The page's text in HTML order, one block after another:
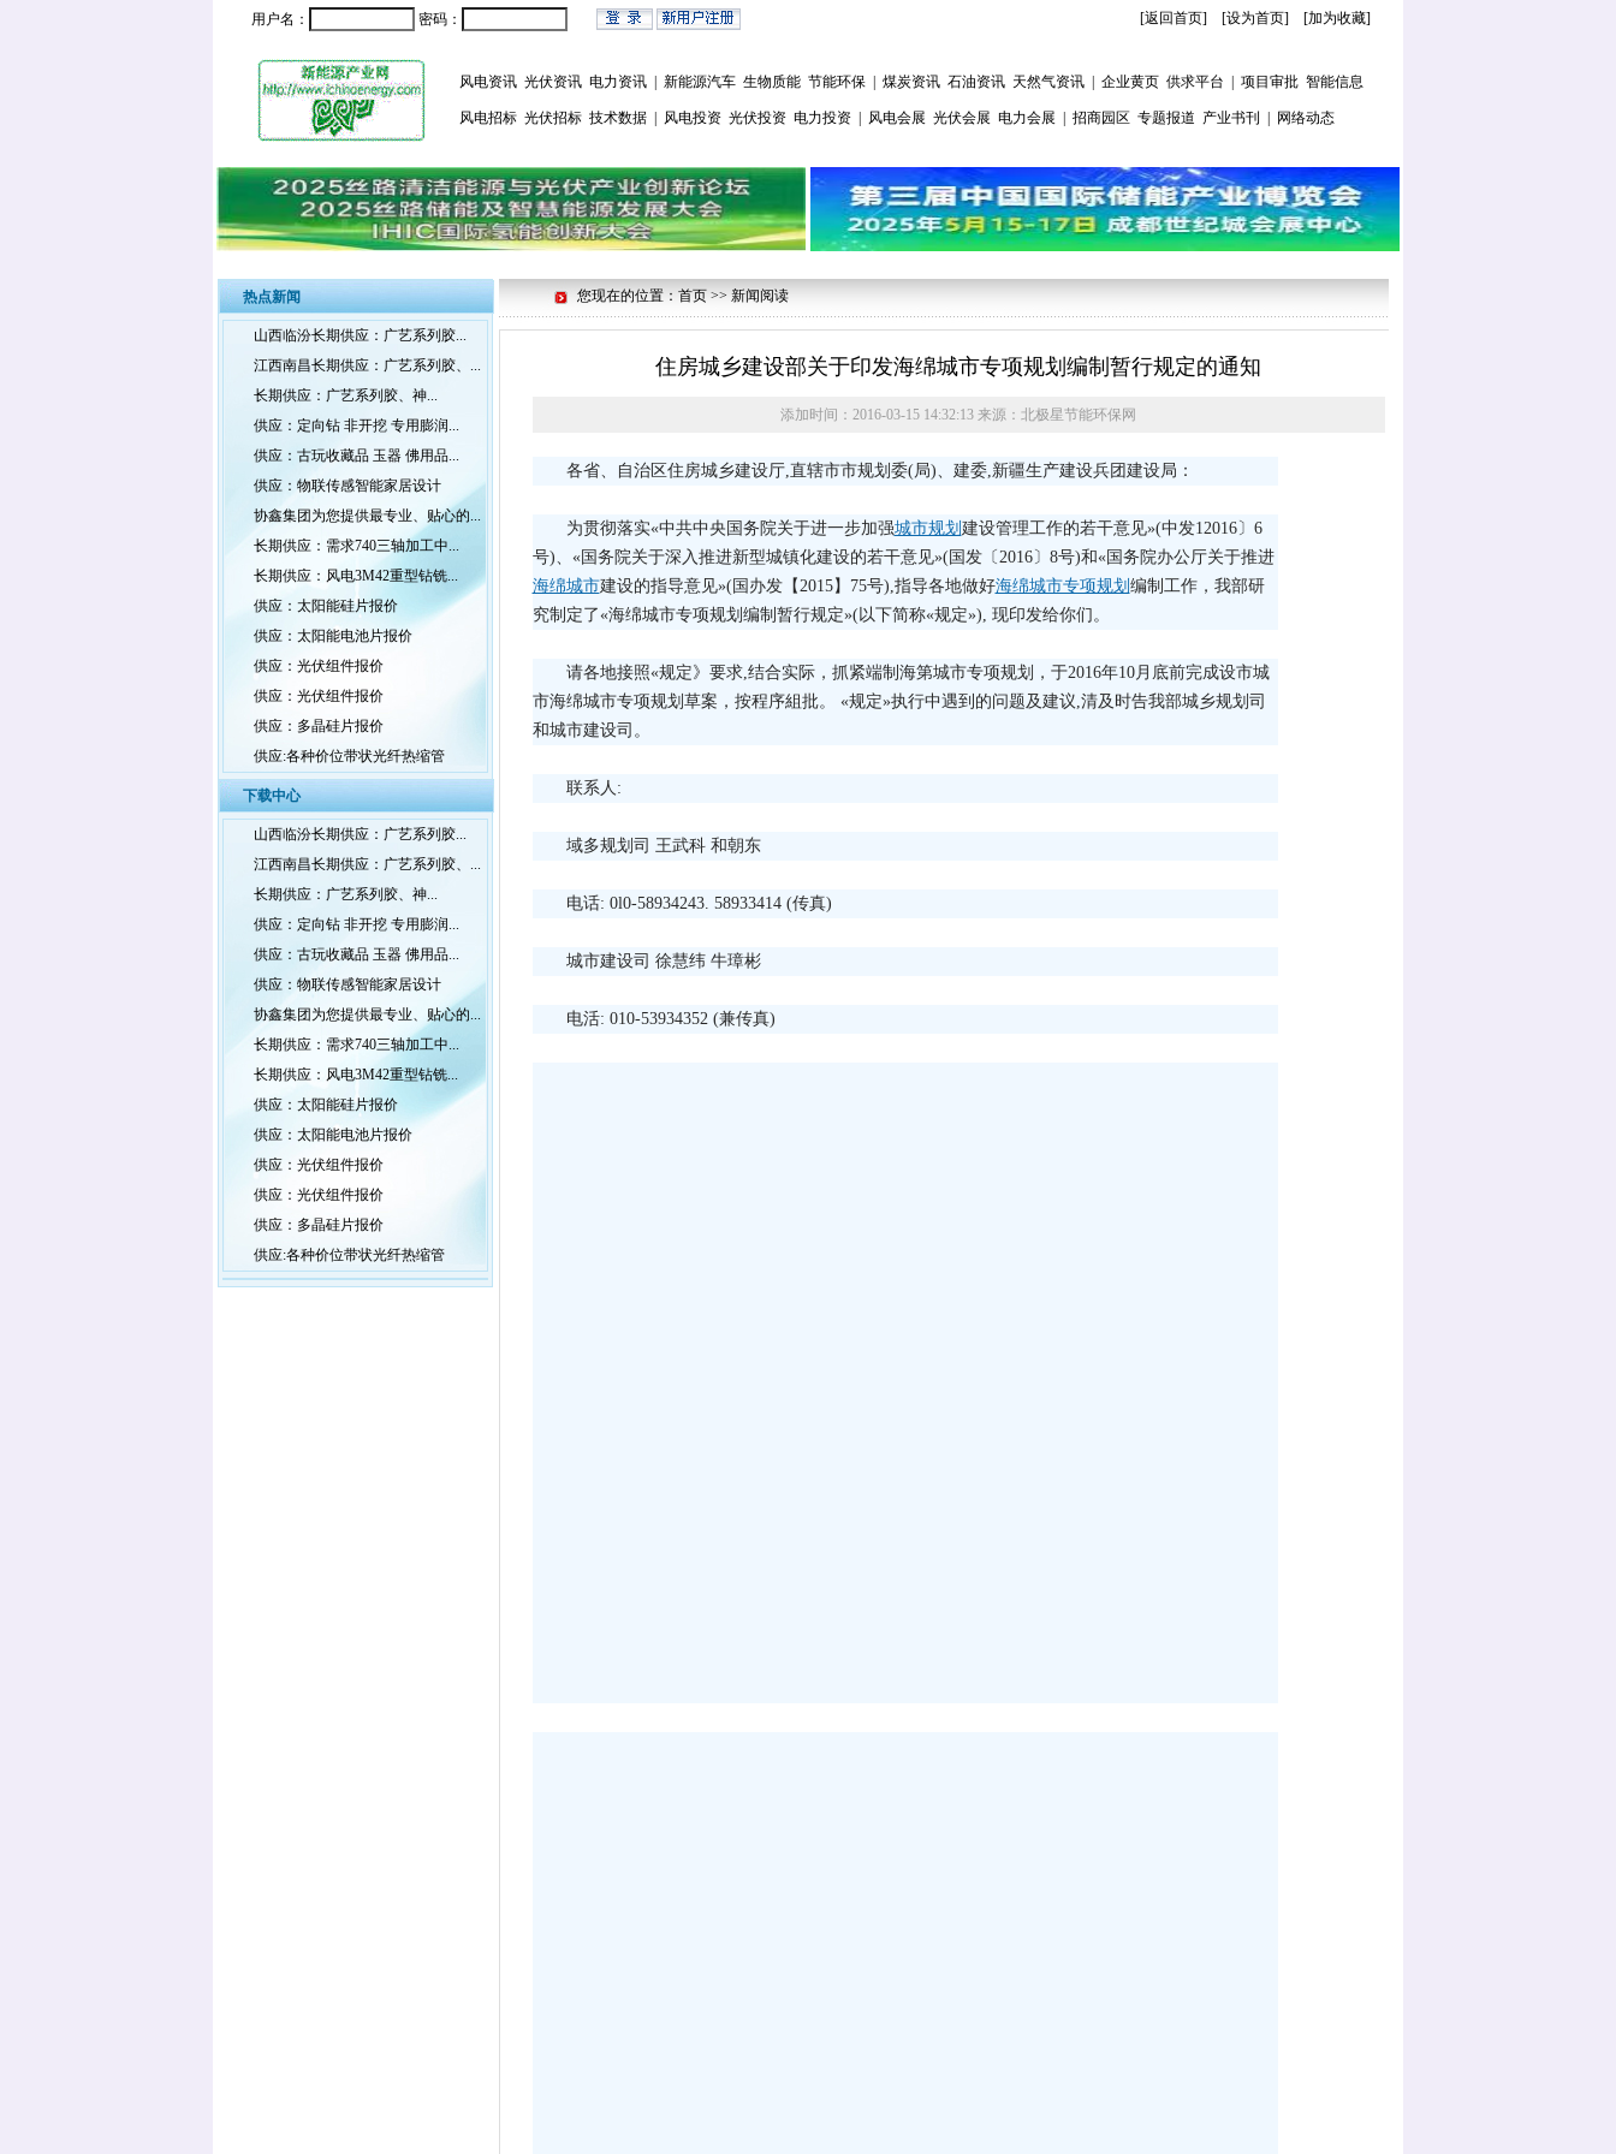
用户名： 密码： [返回首页] [设为首页] [加为收藏]
风电资讯 光伏资讯 电力资讯 新能源汽车 生物质能 节能环保 煤炭资讯 石油资讯 天然气资讯 企业黄页 供求平台 项目审批 智能信息
风电招标 光伏招标 技术数据 风电投资 光伏投资 电力投资 风电会展 光伏会展 电力会展 招商园区 专题报道 产业书刊 网络动态
热点新闻
山西临汾长期供应：广艺系列胶...
江西南昌长期供应：广艺系列胶、...
长期供应：广艺系列胶、神...
供应：定向钻 非开挖 专用膨润...
供应：古玩收藏品 玉器 佛用品...
供应：物联传感智能家居设计
协鑫集团为您提供最专业、贴心的...
长期供应：需求740三轴加工中...
长期供应：风电3M42重型钻铣...
供应：太阳能硅片报价
供应：太阳能电池片报价
供应：光伏组件报价
供应：光伏组件报价
供应：多晶硅片报价
供应:各种价位带状光纤热缩管
下载中心
山西临汾长期供应：广艺系列胶...
江西南昌长期供应：广艺系列胶、...
长期供应：广艺系列胶、神...
供应：定向钻 非开挖 专用膨润...
供应：古玩收藏品 玉器 佛用品...
供应：物联传感智能家居设计
协鑫集团为您提供最专业、贴心的...
长期供应：需求740三轴加工中...
长期供应：风电3M42重型钻铣...
供应：太阳能硅片报价
供应：太阳能电池片报价
供应：光伏组件报价
供应：光伏组件报价
供应：多晶硅片报价
供应:各种价位带状光纤热缩管
您现在的位置：首页 >> 新闻阅读
住房城乡建设部关于印发海绵城市专项规划编制暂行规定的通知
添加时间： 2016-03-15 14:32:13 来源： 北极星节能环保网
各省、自治区住房城乡建设厅,直辖市市规划委(局)、建委,新疆生产建设兵团建设局：
为贯彻落实«中共中央国务院关于进一步加强城市规划 建设管理工作的若干意见»(中发12016〕6
号)、«国务院关于深入推进新型城镇化建设的若干意见»(国发〔2016〕8号)和«国务院办公厅关于推进
海绵城市建设的指导意见»(国办发【2015】75号),指导各地做好海绵城市专项规划 编制工作，我部研
究制定了«海绵城市专项规划编制暂行规定»(以下简称«规定»), 现印发给你们。
请各地接照«规定》要求,结合实际，抓紧端制海第城市专项规划，于2016年10月底前完成设市城
市海绵城市专项规划草案，按程序組批。 «规定»执行中遇到的问题及建议,清及时告我部城乡规划司
和城市建设司。
联系人:
域多规划司 王武科 和朝东
电话: 0l0-58934243. 58933414 (传真)
城市建设司 徐慧纬 牛璋彬
电活: 010-53934352 (兼传真)